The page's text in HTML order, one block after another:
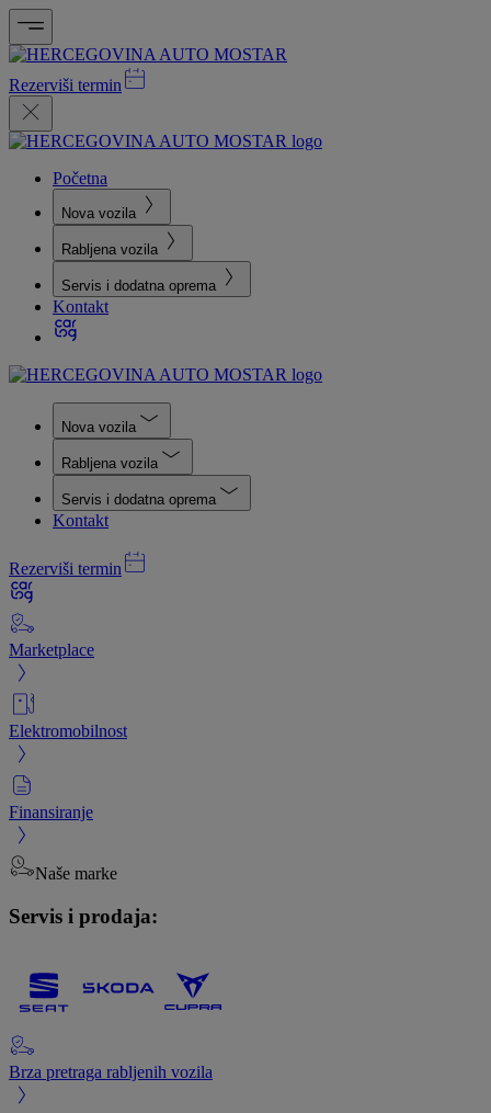
Rezerviši termin
Početna
Nova vozila
Rabljena vozila
Servis i dodatna oprema
Kontakt
Nova vozila
Rabljena vozila
Servis i dodatna oprema
Kontakt
Rezerviši termin
Marketplace
Elektromobilnost
Finansiranje
Naše marke
Servis i prodaja:
Brza pretraga rabljenih vozila